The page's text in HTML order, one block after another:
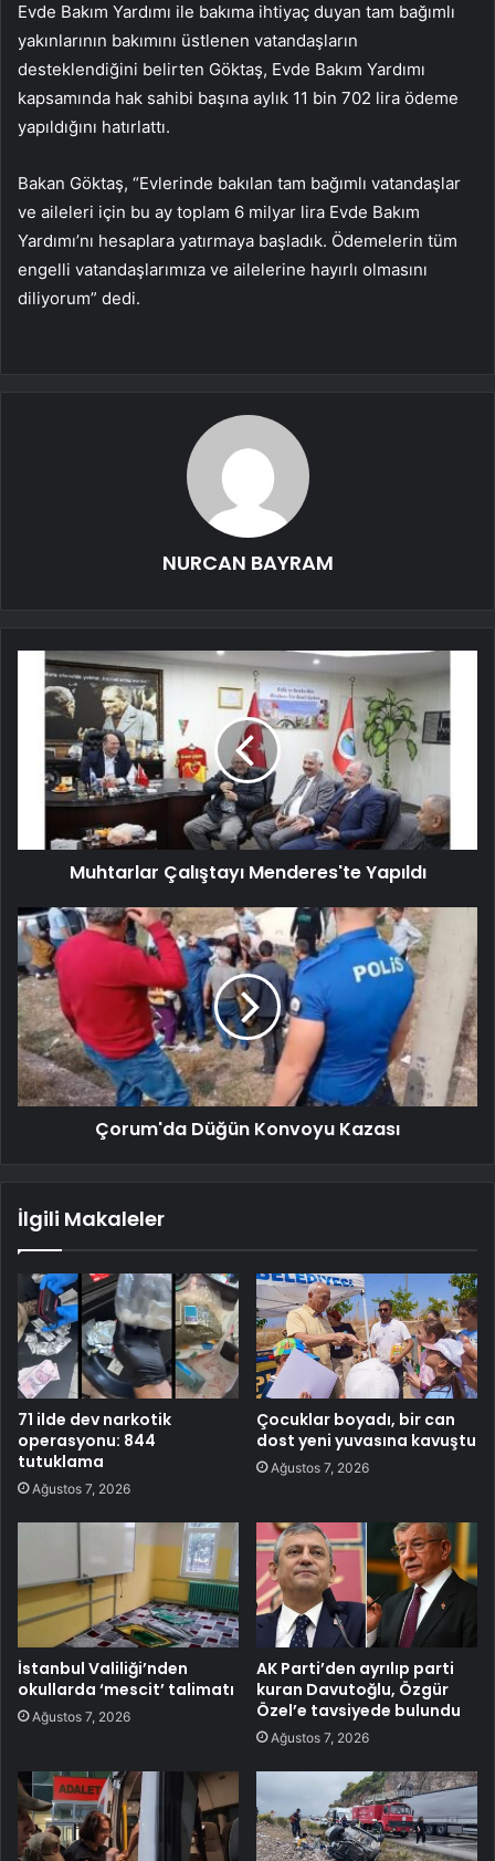
Evde Bakım Yardımı ile bakıma ihtiyaç duyan tam bağımlı
yakınlarının bakımını üstlenen vatandaşların
desteklendiğini belirten Göktaş, Evde Bakım Yardımı
kapsamında hak sahibi başına aylık 11 bin 702 lira ödeme
yapıldığını hatırlattı.
Bakan Göktaş, “Evlerinde bakılan tam bağımlı vatandaşlar
ve aileleri için bu ay toplam 6 milyar lira Evde Bakım
Yardımı’nı hesaplara yatırmaya başladık. Ödemelerin tüm
engelli vatandaşlarımıza ve ailelerine hayırlı olmasını
diliyorum” dedi.
NURCAN BAYRAM
Muhtarlar Çalıştayı Menderes'te Yapıldı
Çorum'da Düğün Konvoyu Kazası
İlgili Makaleler
71 ilde dev narkotik
operasyonu: 844
tutuklama
Ağustos 7, 2026
Çocuklar boyadı, bir can
dost yeni yuvasına kavuştu
Ağustos 7, 2026
İstanbul Valiliği’nden
okullarda ‘mescit’ talimatı
Ağustos 7, 2026
AK Parti’den ayrılıp parti
kuran Davutoğlu, Özgür
Özel’e tavsiyede bulundu
Ağustos 7, 2026